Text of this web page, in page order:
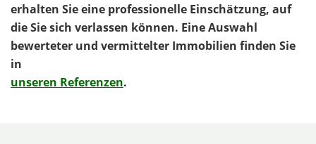
erhalten Sie eine professionelle Einschätzung, auf
die Sie sich verlassen können. Eine Auswahl
bewerteter und vermittelter Immobilien finden Sie
in
unseren Referenzen.